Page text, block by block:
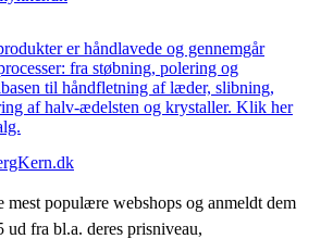
er håndlavede og gennemgår
fra støbning, polering og
til håndfletning af læder, slibning,
af halv-ædelsten og krystaller. Klik her
mest populære webshops og anmeldt dem
ud fra bl.a. deres prisniveau,